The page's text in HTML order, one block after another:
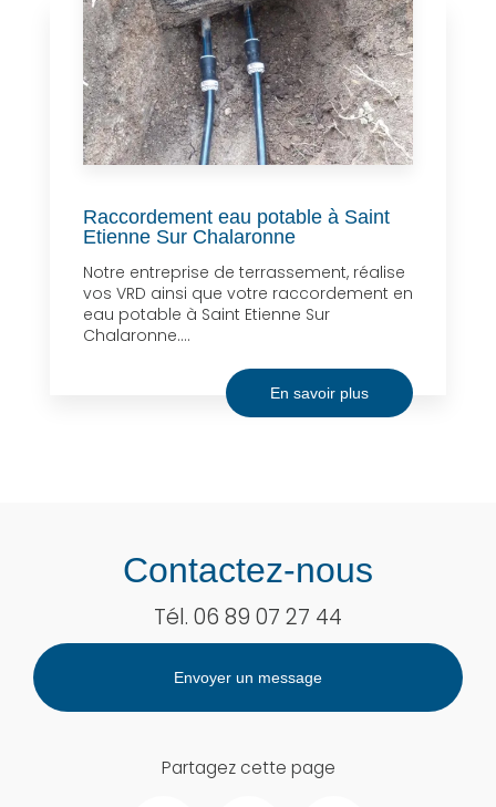
Raccordement eau potable à Saint
Etienne Sur Chalaronne
Notre entreprise de terrassement, réalise
vos VRD ainsi que votre raccordement en
eau potable à Saint Etienne Sur
Chalaronne....
En savoir plus
Contactez-nous
Tél. 06 89 07 27 44
Envoyer un message
Partagez cette page